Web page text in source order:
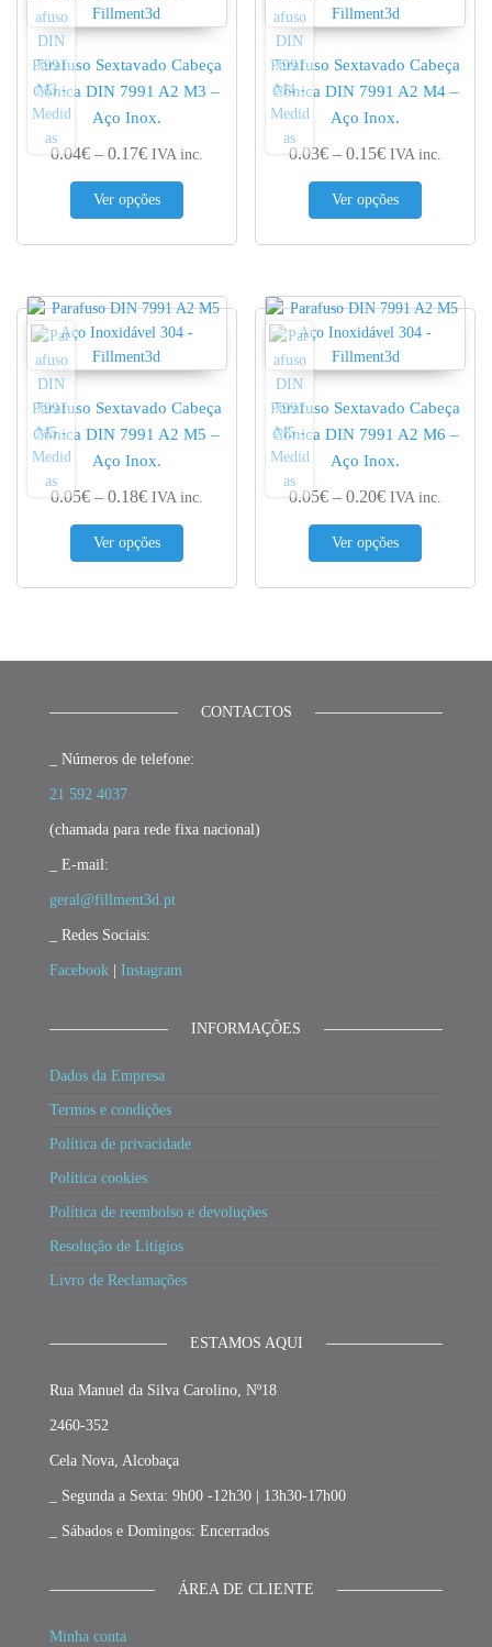
Parafuso Sextavado Cabeça
Cónica DIN 7991 A2 M3 –
Aço Inox.
0.04€ – 0.17€Price range: 0.04€ through 0.17€
IVA inc.
Ver opções
This product has multiple variants. The options
Parafuso Sextavado Cabeça
Cónica DIN 7991 A2 M4 –
Aço Inox.
0.03€ – 0.15€Price range:
IVA inc.
Ver opções
This
Parafuso Sextavado Cabeça
Cónica DIN 7991 A2 M5 –
Aço Inox.
0.05€ – 0.18€Price range: 0.05€ through 0.18€
IVA inc.
Ver opções
This product has multiple variants. The options
Parafuso Sextavado Cabeça
Cónica DIN 7991 A2 M6 –
Aço Inox.
0.05€ – 0.20€Price range:
IVA inc.
Ver opções
This
CONTACTOS
_ Números de telefone:
21 592 4037
(chamada para rede fixa nacional)
_ E-mail:
geral@fillment3d.pt
_ Redes Sociais:
Facebook | Instagram
INFORMAÇÕES
Dados da Empresa
Termos e condições
Política de privacidade
Política cookies
Política de reembolso e devoluções
Resolução de Litígios
Livro de Reclamações
ESTAMOS AQUI
Rua Manuel da Silva Carolino, Nº18
2460-352
Cela Nova, Alcobaça
_ Segunda a Sexta: 9h00 -12h30 | 13h30-17h00
_ Sábados e Domingos: Encerrados
ÁREA DE CLIENTE
Minha conta